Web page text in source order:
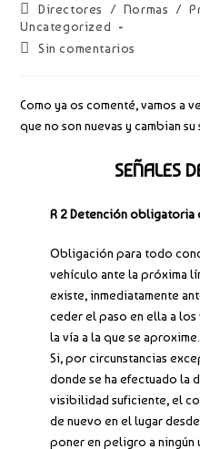
de
la
entrada:
Categoría
de
la
Directores / Normas /
Uncategorized
Comentarios
entrada:
Sin comentarios
Como ya os comenté, vamos a
que no son nuevas y cambian
SEÑALES
R 2 Detención obligatoria
Obligación para todo
vehículo ante la próxima
existe, inmediatamente
ceder el paso en ella a
la vía a la que se aproxime.
Si, por circunstancias
donde se ha efectuado la
visibilidad suficiente, el
de nuevo en el lugar
poner en peligro a ningún